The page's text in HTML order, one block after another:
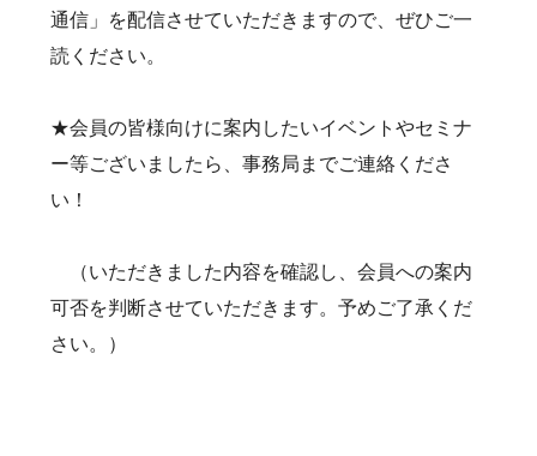
通信」を配信させていただきますので、ぜひご一
読ください。
★会員の皆様向けに案内したいイベントやセミナ
ー等ございましたら、事務局までご連絡くださ
い！
（いただきました内容を確認し、会員への案内
可否を判断させていただきます。予めご了承くだ
さい。）